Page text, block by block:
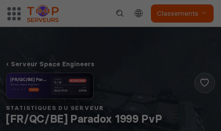
Classements
Serveur Space Engineers
STATISTIQUES DU SERVEUR
[FR/QC/BE] Paradox 1999 PvP